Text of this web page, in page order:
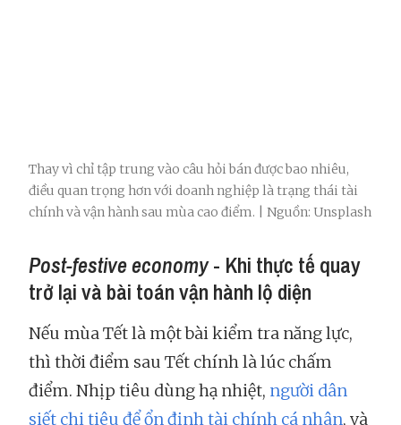
Thay vì chỉ tập trung vào câu hỏi bán được bao nhiêu,
điều quan trọng hơn với doanh nghiệp là trạng thái tài
chính và vận hành sau mùa cao điểm. | Nguồn: Unsplash
Post-festive economy- Khi thực tế quay
trở lại và bài toán vận hành lộ diện
Nếu mùa Tết là một bài kiểm tra năng lực,
thì thời điểm sau Tết chính là lúc chấm
điểm. Nhịp tiêu dùng hạ nhiệt, người dân
siết chi tiêu để ổn định tài chính cá nhân, và